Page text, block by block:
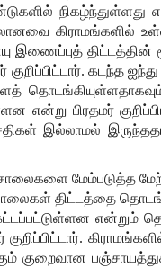
நிகழ்ந்துள்ளது
கிராமங்களில்
இணைப்புத் திட்டத்தின்
குறிப்பிட்டார். கடந்த ஐந்து
என்று பிரதமர்
இல்லாமல்
மேம்படுத்த
திட்டத்தை
என்றும்
குறிப்பிட்டார்.
குறைவான